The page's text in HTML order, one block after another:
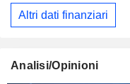
Altri dati finanziari
Analisi/Opinioni